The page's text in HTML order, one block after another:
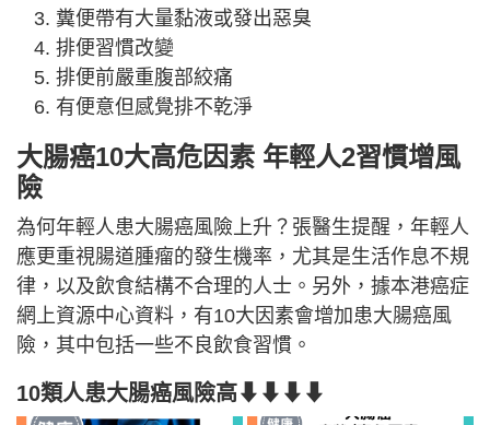
糞便帶有大量黏液或發出惡臭
排便習慣改變
排便前嚴重腹部絞痛
有便意但感覺排不乾淨
大腸癌10大高危因素 年輕人2習慣增風
險
為何年輕人患大腸癌風險上升？張醫生提醒，年輕人
應更重視腸道腫瘤的發生機率，尤其是生活作息不規
律，以及飲食結構不合理的人士。另外，據本港癌症
網上資源中心資料，有10大因素會增加患大腸癌風
險，其中包括一些不良飲食習慣。
10類人患大腸癌風險高⬇⬇⬇⬇